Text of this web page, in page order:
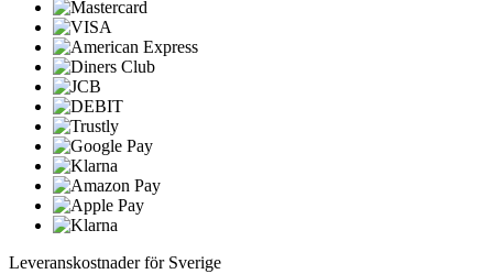
Leveranskostnader för Sverige